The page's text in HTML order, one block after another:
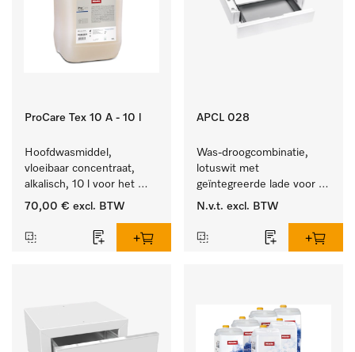
ProCare Tex 10 A - 10 l
Hoofdwasmiddel,
vloeibaar concentraat,
alkalisch, 10 l voor het
reinigen van wit wasgoed
70,00 € excl. BTW
APCL 028
Was-droogcombinatie,
lotuswit met
geïntegreerde lade voor
een bijzonder
droogzuil. .
N.v.t. excl. BTW